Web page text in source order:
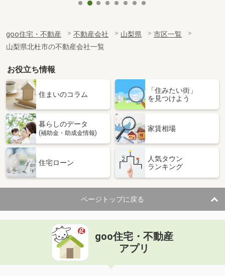
goo住宅・不動産 不動産会社 山梨県
市区一覧
山梨県北杜市の不動産会社一覧
お役立ち情報
住まいのコラム
「住みたい街」
を見つけよう
暮らしのデータ
(補助金・助成金情報)
家賃相場
住宅ローン
人気タウン
ランキング
ページトップに戻る
goo住宅・不動産
アプリ